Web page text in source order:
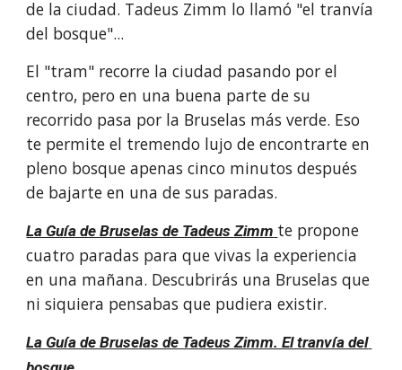
de la ciudad. Tadeus Zimm lo llamó "el tranvía
del bosque"...
El "tram" recorre la ciudad pasando por el
centro, pero en una buena parte de su
recorrido pasa por la Bruselas más verde. Eso
te permite el tremendo lujo de encontrarte en
pleno bosque apenas cinco minutos después
de bajarte en una de sus paradas.
La Guía de Bruselas de Tadeus Zimm te propone
cuatro paradas para que vivas la experiencia
en una mañana. Descubrirás una Bruselas que
ni siquiera pensabas que pudiera existir.
La Guía de Bruselas de Tadeus Zimm. El tranvía del